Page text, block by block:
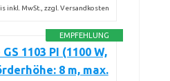
inkl. MwSt., zzgl. Versandkosten
EMPFEHLUNG
1103 PI (1100 W,
8 m, max.